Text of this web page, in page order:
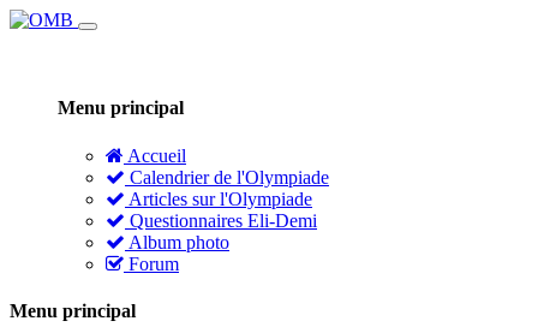
Menu principal
Accueil
Calendrier de l'Olympiade
Articles sur l'Olympiade
Questionnaires Eli-Demi
Album photo
Forum
Menu principal